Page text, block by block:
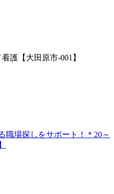
護【大田原市-001】
職場探しをサポート！＊20～